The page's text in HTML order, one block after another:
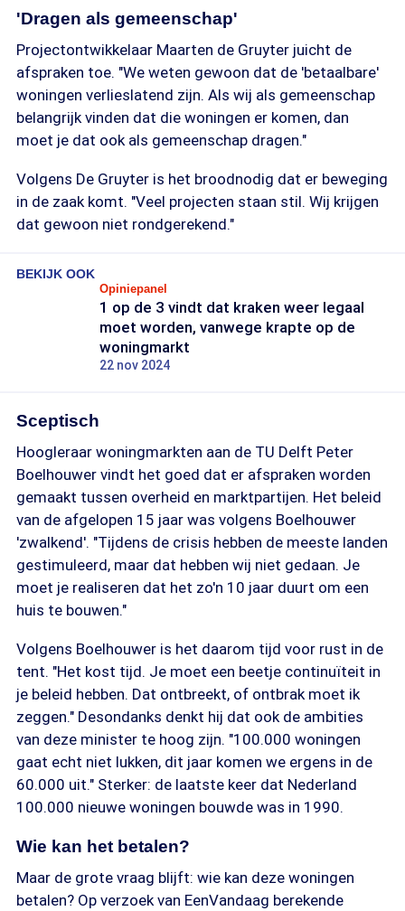
'Dragen als gemeenschap'
Projectontwikkelaar Maarten de Gruyter juicht de
afspraken toe. "We weten gewoon dat de 'betaalbare'
woningen verlieslatend zijn. Als wij als gemeenschap
belangrijk vinden dat die woningen er komen, dan
moet je dat ook als gemeenschap dragen."
Volgens De Gruyter is het broodnodig dat er beweging
in de zaak komt. "Veel projecten staan stil. Wij krijgen
dat gewoon niet rondgerekend."
BEKIJK OOK
Opiniepanel
1 op de 3 vindt dat kraken weer legaal
moet worden, vanwege krapte op de
woningmarkt
22 nov 2024
Sceptisch
Hoogleraar woningmarkten aan de TU Delft Peter
Boelhouwer vindt het goed dat er afspraken worden
gemaakt tussen overheid en marktpartijen. Het beleid
van de afgelopen 15 jaar was volgens Boelhouwer
'zwalkend'. "Tijdens de crisis hebben de meeste landen
gestimuleerd, maar dat hebben wij niet gedaan. Je
moet je realiseren dat het zo'n 10 jaar duurt om een
huis te bouwen."
Volgens Boelhouwer is het daarom tijd voor rust in de
tent. "Het kost tijd. Je moet een beetje continuïteit in
je beleid hebben. Dat ontbreekt, of ontbrak moet ik
zeggen." Desondanks denkt hij dat ook de ambities
van deze minister te hoog zijn. "100.000 woningen
gaat echt niet lukken, dit jaar komen we ergens in de
60.000 uit." Sterker: de laatste keer dat Nederland
100.000 nieuwe woningen bouwde was in 1990.
Wie kan het betalen?
Maar de grote vraag blijft: wie kan deze woningen
betalen? Op verzoek van EenVandaag berekende